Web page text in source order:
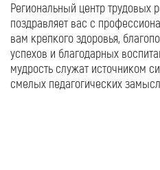
Региональный центр трудовых
поздравляет вас с
вам крепкого здоровья,
успехов и благодарных
мудрость служат источником
смелых педагогических